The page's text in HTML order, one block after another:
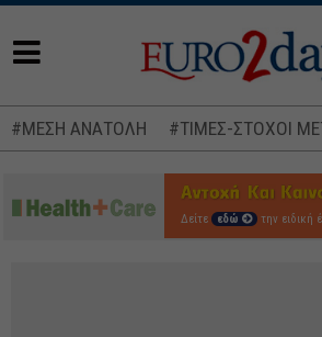
#ΜΕΣΗ ΑΝΑΤΟΛΗ #ΤΙΜΕΣ-ΣΤΟΧΟΙ
Δείτε εδώ την ειδική